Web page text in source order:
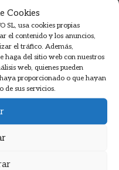
Cookies
SL, usa cookies propias
el contenido y los anuncios,
el tráfico. Además,
haga del sitio web con nuestros
web, quienes pueden
proporcionado o que hayan
de sus servicios.